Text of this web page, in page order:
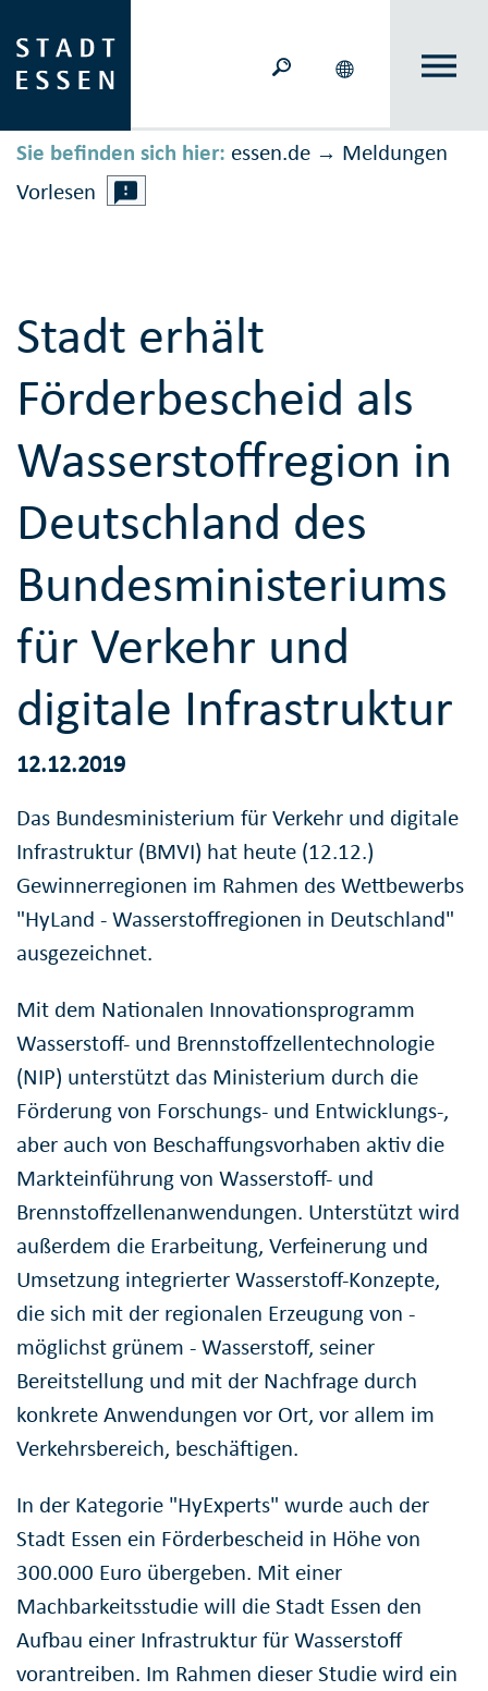
Sie befinden sich hier: essen.de → Meldungen
Vorlesen
Stadt erhält
Förderbescheid als
Wasserstoffregion in
Deutschland des
Bundesministeriums
für Verkehr und
digitale Infrastruktur
12.12.2019
Das Bundesministerium für Verkehr und digitale
Infrastruktur (BMVI) hat heute (12.12.)
Gewinnerregionen im Rahmen des Wettbewerbs
"HyLand - Wasserstoffregionen in Deutschland"
ausgezeichnet.
Mit dem Nationalen Innovationsprogramm
Wasserstoff- und Brennstoffzellentechnologie
(NIP) unterstützt das Ministerium durch die
Förderung von Forschungs- und Entwicklungs-,
aber auch von Beschaffungsvorhaben aktiv die
Markteinführung von Wasserstoff- und
Brennstoffzellenanwendungen. Unterstützt wird
außerdem die Erarbeitung, Verfeinerung und
Umsetzung integrierter Wasserstoff-Konzepte,
die sich mit der regionalen Erzeugung von -
möglichst grünem - Wasserstoff, seiner
Bereitstellung und mit der Nachfrage durch
konkrete Anwendungen vor Ort, vor allem im
Verkehrsbereich, beschäftigen.
In der Kategorie "HyExperts" wurde auch der
Stadt Essen ein Förderbescheid in Höhe von
300.000 Euro übergeben. Mit einer
Machbarkeitsstudie will die Stadt Essen den
Aufbau einer Infrastruktur für Wasserstoff
vorantreiben. Im Rahmen dieser Studie wird ein